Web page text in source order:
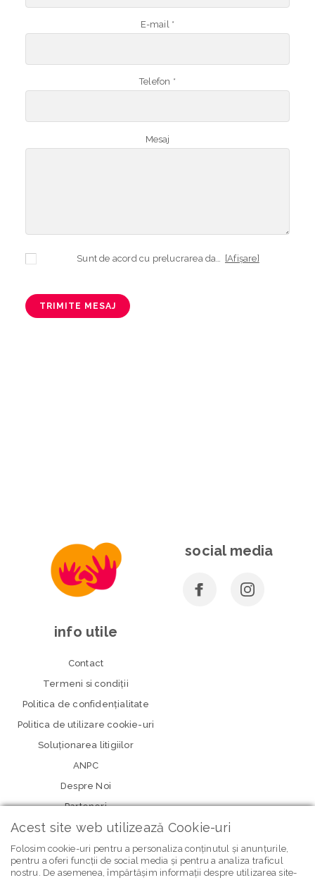
E-mail *
Telefon *
Mesaj
[Afișare]
TRIMITE MESAJ
social media
info utile
Contact
Termeni si condiţii
Politica de confidenţialitate
Politica de utilizare cookie-uri
Soluționarea litigiilor
ANPC
Despre Noi
Parteneri
Acest site web utilizează Cookie-uri
Folosim cookie-uri pentru a personaliza conținutul și anunțurile,
pentru a oferi funcții de social media și pentru a analiza traficul
nostru. De asemenea, împărtășim informații despre utilizarea site-